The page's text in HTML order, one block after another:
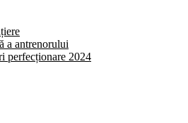
a antrenorului
perfecționare 2024